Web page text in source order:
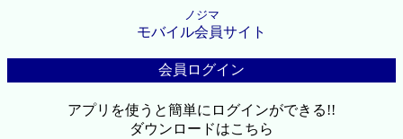
ノジマ
モバイル会員サイト
会員ログイン
アプリを使うと簡単にログインができる!!
ダウンロードはこちら